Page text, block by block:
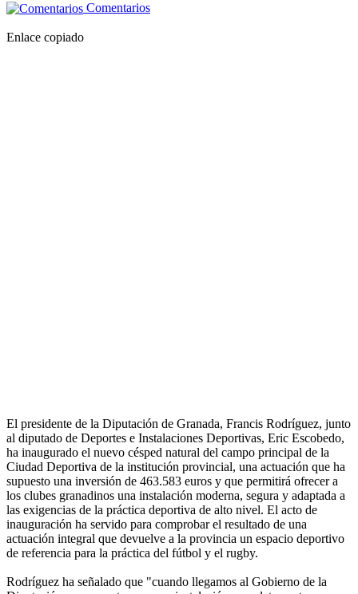
Comentarios
Enlace copiado
El presidente de la Diputación de Granada, Francis Rodríguez, junto
al diputado de Deportes e Instalaciones Deportivas, Eric Escobedo,
ha inaugurado el nuevo césped natural del campo principal de la
Ciudad Deportiva de la institución provincial, una actuación que ha
supuesto una inversión de 463.583 euros y que permitirá ofrecer a
los clubes granadinos una instalación moderna, segura y adaptada a
las exigencias de la práctica deportiva de alto nivel. El acto de
inauguración ha servido para comprobar el resultado de una
actuación integral que devuelve a la provincia un espacio deportivo
de referencia para la práctica del fútbol y el rugby.
Rodríguez ha señalado que "cuando llegamos al Gobierno de la